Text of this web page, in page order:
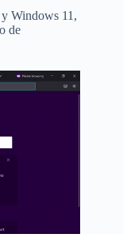
Windows 11,
de